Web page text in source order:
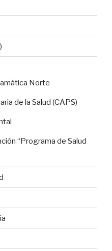
Norte
de la Salud (CAPS)
“Programa de Salud